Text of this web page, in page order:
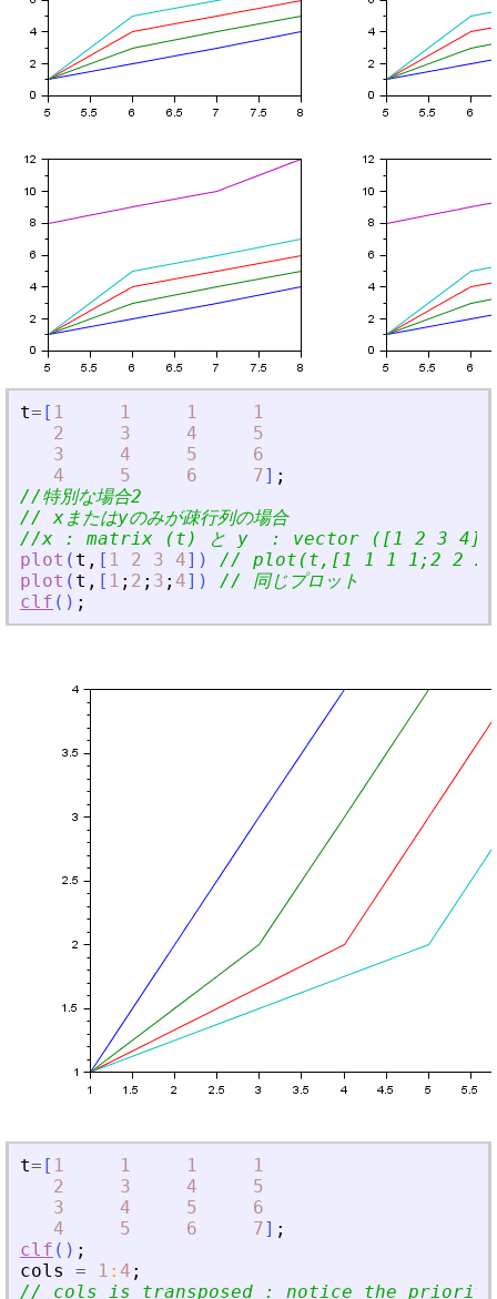
t= [ 1 1 1
1
2
3 4
5
3
4 5
6
4
5 6 7] ;
//特別な場合2
// xまたはyのみが疎行列の場合
//x : matrix (t) と y  : vector ([1 2 3 4])
plot ( t , [ 1 2 3 4] )
// plot(t,[1 1 1 1;2 2 2
plot ( t , [ 1 ; 2 ; 3 ; 4] )
// 同じプロット
clf ( ) ;
t= [ 1 1 1
1
2
3 4
5
3
4 5
6
4
5 6 7] ;
clf ( ) ;
cols
= 1 : 4 ;
// cols is transposed : notice the priority